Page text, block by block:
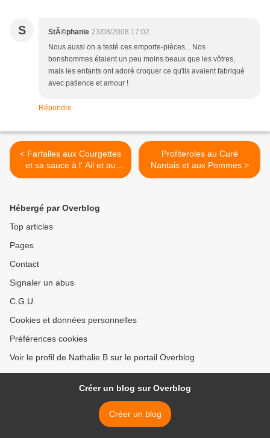
S StÃ©phanie 23/08/2008 17:02
Nous aussi on a testé ces emporte-pièces... Nos
bonshommes étaient un peu moins beaux que les vôtres,
mais les enfants ont adoré croquer ce qu'ils avaient fabriqué
avec patience et amour !
Répondre
< Farfalles aux Courgettes
et sa sauce à l' Ail et au
Citron
Profiteroles au Curé
Nantais et aux Pommes >
Hébergé par Overblog
Top articles
Pages
Contact
Signaler un abus
C.G.U.
Cookies et données personnelles
Préférences cookies
Voir le profil de Nathalie B sur le portail Overblog
Créer un blog sur Overblog
Créer un blog